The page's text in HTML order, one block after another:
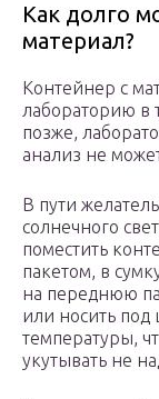
Как долго
материал?
Контейнер с
лабораторию в
позже,
анализ не
В пути
солнечного
поместить
пакетом, в
на переднюю
или носить под
температуры,
укутывать не